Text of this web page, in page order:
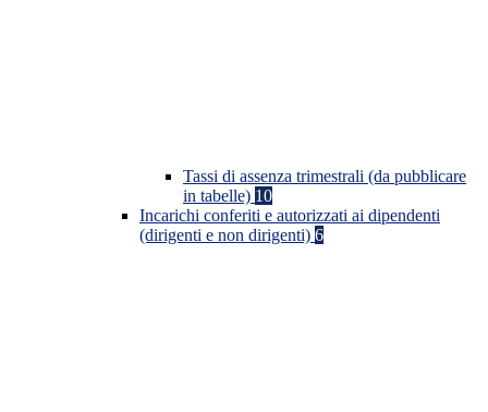
Tassi di assenza trimestrali (da pubblicare
in tabelle) 10
Incarichi conferiti e autorizzati ai dipendenti
(dirigenti e non dirigenti) 6